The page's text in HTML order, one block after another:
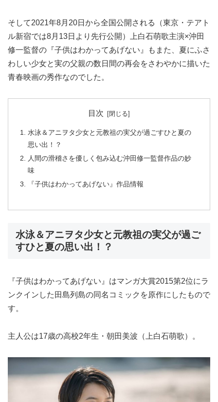
そして2021年8月20日から全国公開される（東京・テアト
ル新宿では8月13日より先行公開）上白石萌歌主演×沖田
修一監督の『子供はわかってあげない』もまた、夏にふさ
わしい少女と実の父親の数日間の再会をさわやかに描いた
青春映画の秀作なのでした。
目次
水泳＆アニヲタ少女と元教祖の実父が過ごすひと夏の
思い出！？
人間の滑稽さを優しく包み込む沖田修一監督作品の妙
味
『子供はわかってあげない』作品情報
水泳＆アニヲタ少女と元教祖の実父が過ご
すひと夏の思い出！？
『子供はわかってあげない』はマンガ大賞2015第2位にラ
ンクインした田島列島の同名コミックを原作にしたもので
す。
主人公は17歳の高校2年生・朝田美波（上白石萌歌）。